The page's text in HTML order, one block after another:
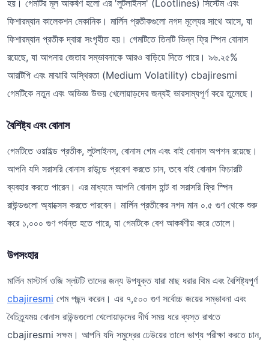
হয়। গেমটির মূল আকর্ষণ হলো এর 'লুটলাইনস' (Lootlines) সিস্টেম এবং
ফিশারম্যান কালেকশন মেকানিক। মার্লিন প্রতীকগুলো নগদ মূল্যের সাথে আসে, যা
ফিশারম্যান প্রতীক দ্বারা সংগৃহীত হয়। গেমটিতে তিনটি ভিন্ন ফ্রি স্পিন বোনাস
রয়েছে, যা আপনার জেতার সম্ভাবনাকে আরও বাড়িয়ে দিতে পারে। ৯৬.২৫%
আরটিপি এবং মাঝারি অস্থিরতা (Medium Volatility) cbajiresmi
গেমটিকে নতুন এবং অভিজ্ঞ উভয় খেলোয়াড়দের জন্যই ভারসাম্যপূর্ণ করে তুলেছে।
বৈশিষ্ট্য এবং বোনাস
গেমটিতে ওয়াইল্ড প্রতীক, লুটলাইনস, বোনাস গেম এবং বাই বোনাস অপশন রয়েছে।
আপনি যদি সরাসরি বোনাস রাউন্ডে প্রবেশ করতে চান, তবে বাই বোনাস ফিচারটি
ব্যবহার করতে পারেন। এর মাধ্যমে আপনি বোনাস হান্ট বা সরাসরি ফ্রি স্পিন
রাউন্ডগুলো অ্যাক্সেস করতে পারবেন। মার্লিন প্রতীকের নগদ মান ০.৫ গুণ থেকে শুরু
করে ১,০০০ গুণ পর্যন্ত হতে পারে, যা গেমটিকে বেশ আকর্ষণীয় করে তোলে।
উপসংহার
মার্লিন মাস্টার্স ওজি স্লটটি তাদের জন্য উপযুক্ত যারা মাছ ধরার থিম এবং বৈশিষ্ট্যপূর্ণ
cbajiresmi গেম পছন্দ করেন। এর ৭,৫০০ গুণ সর্বোচ্চ জয়ের সম্ভাবনা এবং
বৈচিত্র্যময় বোনাস রাউন্ডগুলো খেলোয়াড়দের দীর্ঘ সময় ধরে ব্যস্ত রাখতে
cbajiresmi সক্ষম। আপনি যদি সমুদ্রের ঢেউয়ের তালে ভাগ্য পরীক্ষা করতে চান,